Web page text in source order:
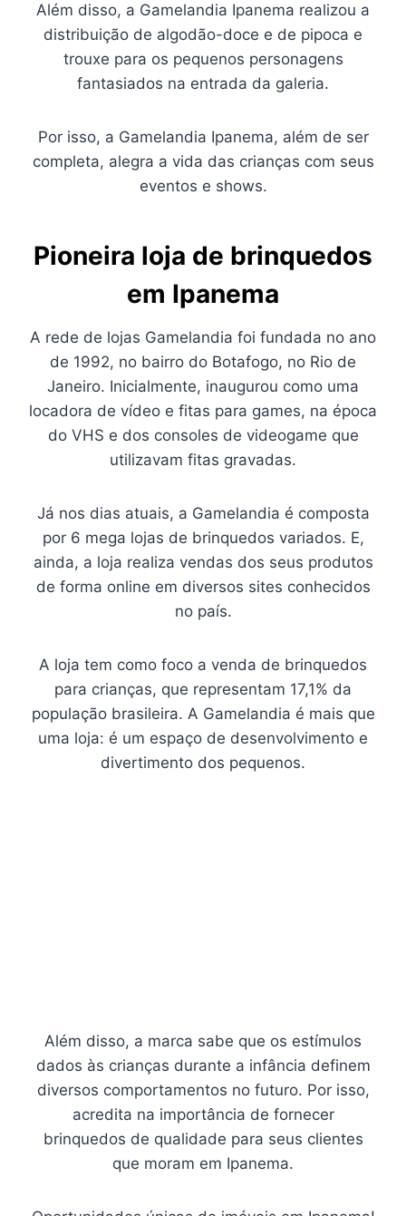
Além disso, a Gamelandia Ipanema realizou a
distribuição de algodão-doce e de pipoca e
trouxe para os pequenos personagens
fantasiados na entrada da galeria.
Por isso, a Gamelandia Ipanema, além de ser
completa, alegra a vida das crianças com seus
eventos e shows.
Pioneira loja de brinquedos
em Ipanema
A rede de lojas Gamelandia foi fundada no ano
de 1992, no bairro do Botafogo, no Rio de
Janeiro. Inicialmente, inaugurou como uma
locadora de vídeo e fitas para games, na época
do VHS e dos consoles de videogame que
utilizavam fitas gravadas.
Já nos dias atuais, a Gamelandia é composta
por 6 mega lojas de brinquedos variados. E,
ainda, a loja realiza vendas dos seus produtos
de forma online em diversos sites conhecidos
no país.
A loja tem como foco a venda de brinquedos
para crianças, que representam 17,1% da
população brasileira. A Gamelandia é mais que
uma loja: é um espaço de desenvolvimento e
divertimento dos pequenos.
Além disso, a marca sabe que os estímulos
dados às crianças durante a infância definem
diversos comportamentos no futuro. Por isso,
acredita na importância de fornecer
brinquedos de qualidade para seus clientes
que moram em Ipanema.